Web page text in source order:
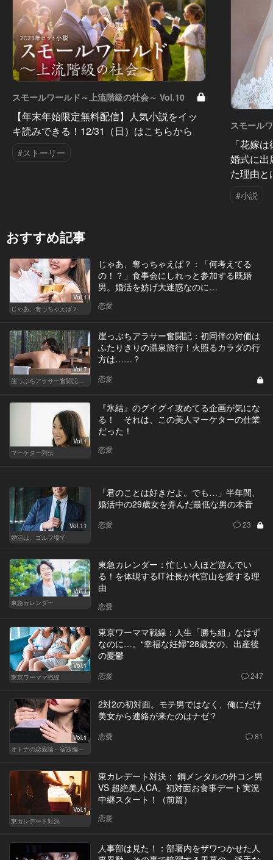
スモールワールド～上流階級の社会～ Vol.10
【年末年始限定無料配信】人気小説をイッ
キ読みできる！12/31（日）はこちらから
#ストーリー
スモール
「花嫁
婚式に出
た理由
#小説
おすすめ記事
Vol.1
じゃあ、奪っちゃえば？
じゃあ、奪っちゃえば？：「何考えてる
の！？」食事会にしれっと参加する既婚
男。婚活を妨げ大迷惑なのに…
恋愛
Vol.7
崖っぷちアラサー奮闘記 written by 内埜さくら
崖っぷちアラサー奮闘記：初同伴の対価は
ふたりきりの温泉旅行！火照るカラダの行
方は……？
恋愛
Vol.1
マーケター列伝
『氷結』のグイグイ攻めてる企画が気にな
る！ それは、この美人マーケターの仕業
だった！
恋愛
Vol.11
婚活は、ゴルフ場で
「君のことは好きだよ。でも…」半年間、
婚活中の29歳女を弄んだ最低な男の本音
恋愛 23
Vol.1
東急カレンダー
東急カレンダー：忙しい人ほど遊んでい
る！を体現するIT社長が代官山を愛する理
由
恋愛
Vol.1
東京ワーママ戦線
東京ワーママ戦線：人生「勝ち組」なはず
なのに…。“幸福な妊婦”28歳女の、出産後
の憂鬱
恋愛 247
Vol.1
オトナの恋愛論～宿題編～
2対2の初対面。モテ男ではなく、俺にだけ
美女から連絡が来たのはナゼ？
恋愛 81
Vol.1
東カレデート対決
東カレデート対決： 鋼メンタルの外コン男
VS 超絶美人CA。初対面お食事デート実況
中継スタート！（前篇）
恋愛
人事部は見た！：部署内をザワつかせた人